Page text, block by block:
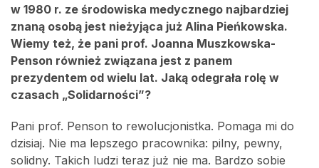
w 1980 r. ze środowiska medycznego najbardziej
znaną osobą jest nieżyjąca już Alina Pieńkowska.
Wiemy też, że pani prof. Joanna Muszkowska-
Penson również związana jest z panem
prezydentem od wielu lat. Jaką odegrała rolę w
czasach „Solidarności”?
Pani prof. Penson to rewolucjonistka. Pomaga mi do
dzisiaj. Nie ma lepszego pracownika: pilny, pewny,
solidny. Takich ludzi teraz już nie ma. Bardzo sobie